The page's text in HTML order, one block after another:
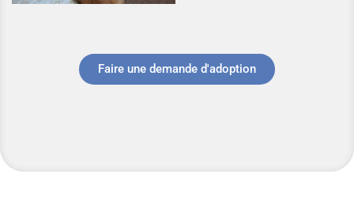
Faire une demande d'adoption